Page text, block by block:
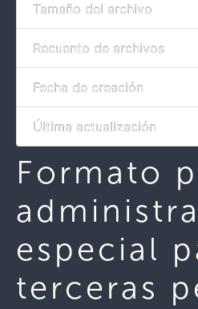
Tamaño del archivo
Recuento de archivos
Fecha de creación
Última actualización
Formato
especial
terceras